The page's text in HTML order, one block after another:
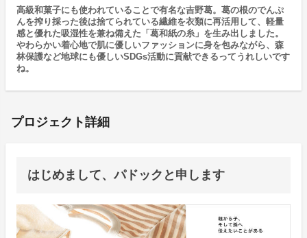
高級和菓子にも使われていることで有名な吉野葛。葛の根のでんぷ
んを搾り採った後は捨てられている繊維を衣類に再活用して、軽量
感と優れた吸湿性を兼ね備えた「葛和紙の糸」を生み出しました。
やわらかい着心地で肌に優しいファッションに身を包みながら、森
林保護など地球にも優しいSDGs活動に貢献できるってうれしいです
ね。
プロジェクト詳細
はじめまして、パドックと申します